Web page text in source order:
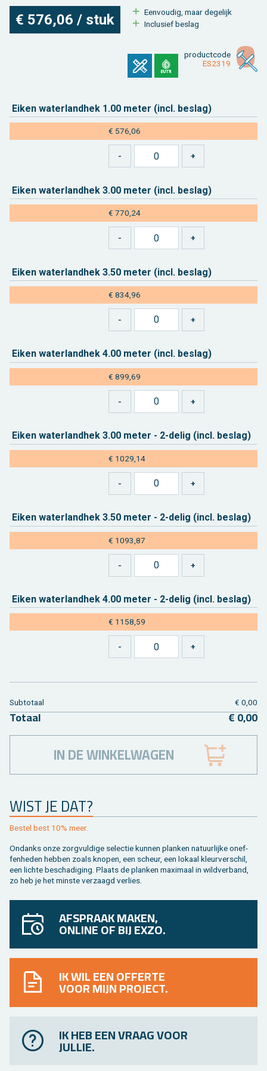
€ 576,06 / stuk
Een­vou­dig, maar de­ge­lijk
In­clu­sief be­slag
product­code
ES­2319
Eiken wa­ter­land­hek 1.00 meter (incl. be­slag)
€ 576,06
Eiken wa­ter­land­hek 3.00 meter (incl. be­slag)
€ 770,24
Eiken wa­ter­land­hek 3.50 meter (incl. be­slag)
€ 834,96
Eiken wa­ter­land­hek 4.00 meter (incl. be­slag)
€ 899,69
Eiken wa­ter­land­hek 3.00 meter - 2-delig (incl. be­slag)
€ 1029,14
Eiken wa­ter­land­hek 3.50 meter - 2-delig (incl. be­slag)
€ 1093,87
Eiken wa­ter­land­hek 4.00 meter - 2-delig (incl. be­slag)
€ 1158,59
WIST JE DAT?
Be­stel best 10% meer.
On­danks onze zorg­vul­di­ge se­lec­tie kun­nen plan­ken na­tuur­lij­ke on­ef­
fen­he­den heb­ben zoals kno­pen, een scheur, een lo­kaal kleur­ver­schil,
een lich­te be­scha­di­ging. Plaats de plan­ken maxi­maal in wild­ver­band,
zo heb je het min­ste ver­zaagd ver­lies.
Sub­to­taal € 0,00
To­taal € 0,00
IN DE WINKELWAGEN
AFSPRAAK MAKEN,
ONLINE OF BIJ EXZO.
IK WIL EEN OFFERTE
VOOR MIJN PROJECT.
IK HEB EEN VRAAG VOOR
JULLIE.